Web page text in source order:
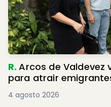
R.Arcos de Valdevez
para atrair
4 agosto 2026